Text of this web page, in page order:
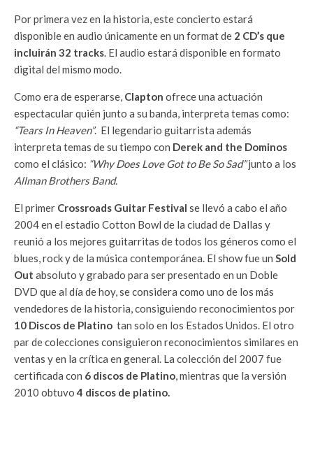
Por primera vez en la historia, este concierto estará
disponible en audio únicamente en un format de 2 CD’s que
incluirán 32 tracks. El audio estará disponible en formato
digital del mismo modo.
Como era de esperarse, Clapton ofrece una actuación
espectacular quién junto a su banda, interpreta temas como:
“Tears In Heaven”. El legendario guitarrista además
interpreta temas de su tiempo con Derek and the Dominos
como el clásico: “Why Does Love Got to Be So Sad”junto a los
Allman Brothers Band.
El primer Crossroads Guitar Festival se llevó a cabo el año
2004 en el estadio Cotton Bowl de la ciudad de Dallas y
reunió a los mejores guitarritas de todos los géneros como el
blues, rock y de la música contemporánea. El show fue un Sold
Out absoluto y grabado para ser presentado en un Doble
DVD que al día de hoy, se considera como uno de los más
vendedores de la historia, consiguiendo reconocimientos por
10 Discos de Platino tan solo en los Estados Unidos. El otro
par de colecciones consiguieron reconocimientos similares en
ventas y en la crítica en general. La colección del 2007 fue
certificada con 6 discos de Platino, mientras que la versión
2010 obtuvo4 discos de platino.